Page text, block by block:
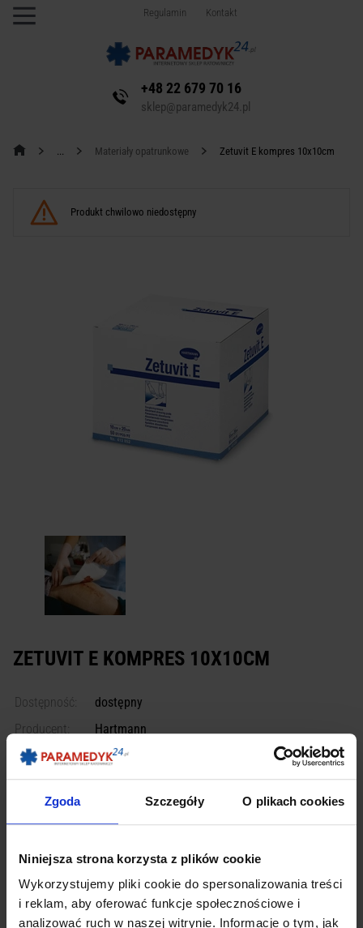
Zgoda Szczegóły O plikach cookies
Niniejsza strona korzysta z plików cookie
Wykorzystujemy pliki cookie do spersonalizowania treści
i reklam, aby oferować funkcje społecznościowe i
analizować ruch w naszej witrynie. Informacje o tym, jak
Regulamin Kontakt
+48 22 679 70 16
sklep@paramedyk24.pl
Materiały opatrunkowe Zetuvit E kompres 10x10cm
Produkt chwilowo niedostępny
ZETUVIT E KOMPRES 10X10CM
Dostępność:
dostępny
Producent:
Hartmann
POBIERZ JAKO PDF
Wysyłamy przez: Paczkomat Inpost, Kurier InPost, Kurier DHL lub Kurier
OPIS